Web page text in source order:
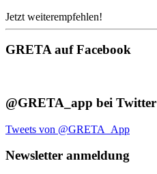
Jetzt weiterempfehlen!
GRETA auf Facebook
@GRETA_app bei Twitter
Tweets von @GRETA_App
Newsletter anmeldung